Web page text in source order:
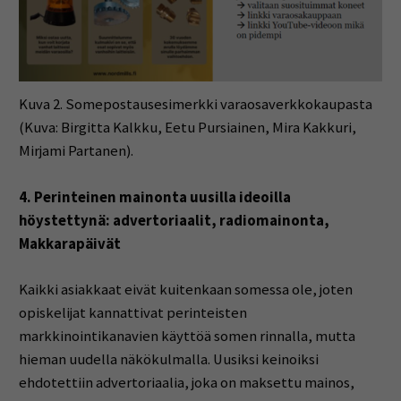
Kuva 2. Somepostausesimerkki varaosaverkkokaupasta
(Kuva: Birgitta Kalkku, Eetu Pursiainen, Mira Kakkuri,
Mirjami Partanen).
4. Perinteinen mainonta uusilla ideoilla
höystettynä: advertoriaalit, radiomainonta,
Makkarapäivät
Kaikki asiakkaat eivät kuitenkaan somessa ole, joten
opiskelijat kannattivat perinteisten
markkinointikanavien käyttöä somen rinnalla, mutta
hieman uudella näkökulmalla. Uusiksi keinoiksi
ehdotettiin advertoriaalia, joka on maksettu mainos,